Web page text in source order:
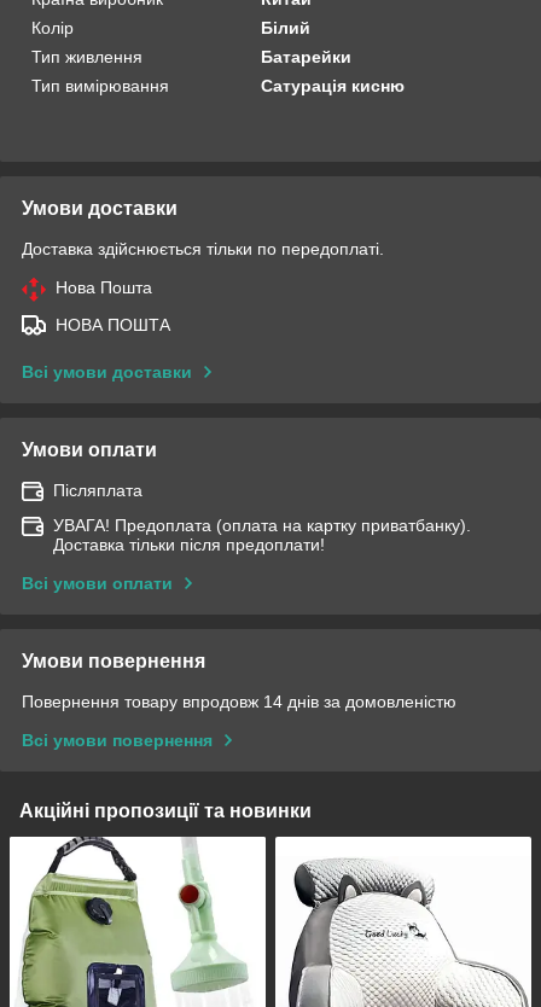
Колір
Білий
Тип живлення
Батарейки
Тип вимірювання
Сатурація кисню
Умови доставки
Доставка здійснюється тільки по передоплаті.
Нова Пошта
НОВА ПОШТА
Всі умови доставки
Умови оплати
Післяплата
УВАГА! Предоплата (оплата на картку приватбанку).
Доставка тільки після предоплати!
Всі умови оплати
Умови повернення
Повернення товару впродовж 14 днів за домовленістю
Всі умови повернення
Акційні пропозиції та новинки